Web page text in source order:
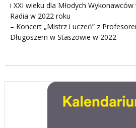
i XXI wieku dla Młodych
Radia w 2022 roku
– Koncert „Mistrz i uczeń” z
Długoszem w Staszowie w 2022